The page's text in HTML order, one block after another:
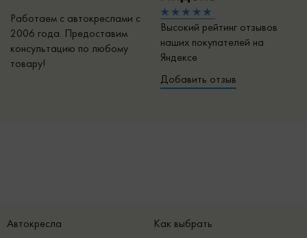
Работаем с автокреслами с
2006 года. Предоставим
консультацию по любому
товару!
Высокий рейтинг отзывов
наших покупателей на
Яндексе
Добавить отзыв
Автокресла
Как выбрать